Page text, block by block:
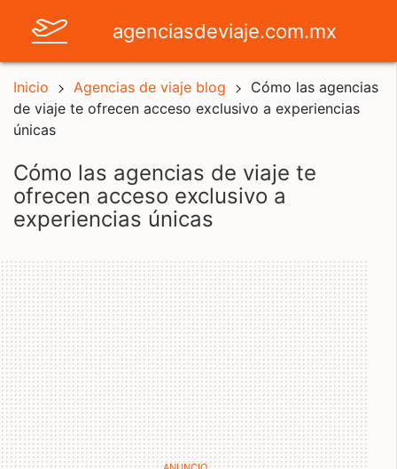
agenciasdeviaje.com.mx
Inicio Agencias de viaje blog
Cómo las agencias
de viaje te ofrecen acceso exclusivo a experiencias
únicas
cómo las agencias de viaje te
ofrecen acceso exclusivo a
experiencias únicas